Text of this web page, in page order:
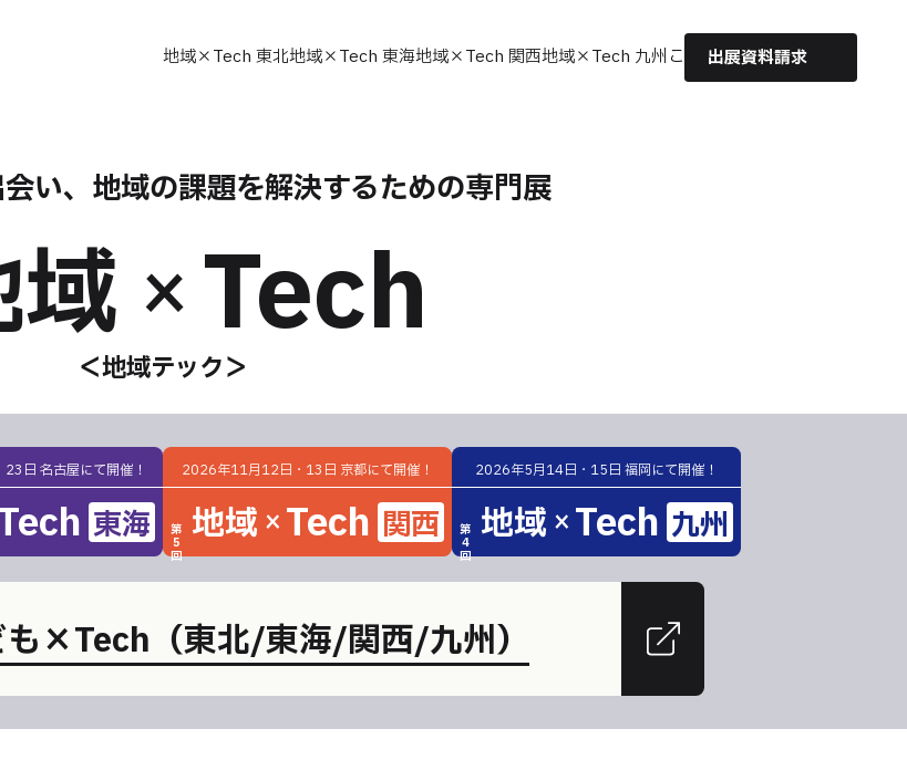
地域×Tech 東北地域×Tech 東海地域×Tech 関西地域×Tech 九州 こども×Tech
出展資料請求
い、地域の課題を解決するための専門展
× Tech
＜地域テック＞
日 名古屋にて開催！
東海
2026年11月12日・13日 京都にて開催！
第
5
回
地域 × Tech 関西
2026年5月14日・15日 福岡にて開催！
第
4
回
地域 × Tech 九州
も×Tech （東北/東海/関西/九州）